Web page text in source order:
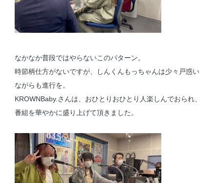
なかなか普段ではやらないこのパターン。
時節柄仕方がないですが、しんくんもっちゃんは少々戸惑い
ながらも進行を。
KROWNBaby.さんは、おひとりおひとり人楽しんでおられ、
番組を華やかに盛り上げて頂きました。